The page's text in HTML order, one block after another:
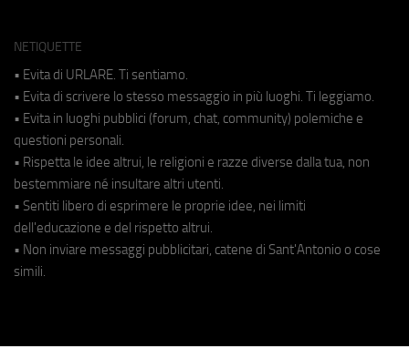
NETIQUETTE
• Evita di URLARE. Ti sentiamo.
• Evita di scrivere lo stesso messaggio in più luoghi. Ti leggiamo.
• Evita in luoghi pubblici (forum, chat, community) polemiche e
questioni personali.
• Rispetta le idee altrui, le religioni e razze diverse dalla tua, non
bestemmiare né insultare altri utenti.
• Sentiti libero di esprimere le proprie idee, nei limiti
dell'educazione e del rispetto altrui.
• Non inviare messaggi pubblicitari, catene di Sant'Antonio o cose
simili.